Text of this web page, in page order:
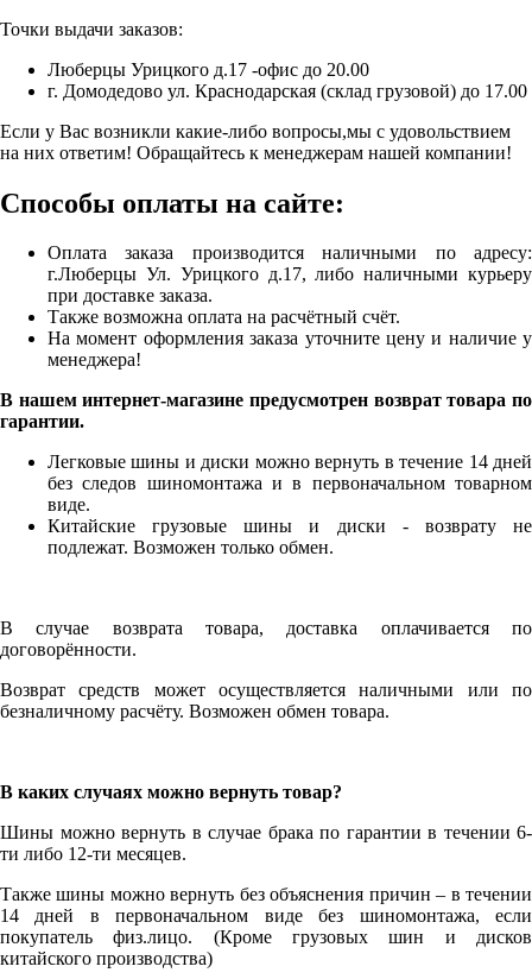
Точки выдачи заказов:
Люберцы Урицкого д.17 -офис до 20.00
г. Домодедово ул. Краснодарская (склад грузовой) до 17.00
Если у Вас возникли какие-либо вопросы,мы с удовольствием
на них ответим! Обращайтесь к менеджерам нашей компании!
Способы оплаты на сайте:
Оплата заказа производится наличными по адресу:
г.Люберцы Ул. Урицкого д.17, либо наличными курьеру
при доставке заказа.
Также возможна оплата на расчётный счёт.
На момент оформления заказа уточните цену и наличие у
менеджера!
В нашем интернет-магазине предусмотрен возврат товара по
гарантии.
Легковые шины и диски можно вернуть в течение 14 дней
без следов шиномонтажа и в первоначальном товарном
виде.
Китайские грузовые шины и диски - возврату не
подлежат. Возможен только обмен.
В случае возврата товара, доставка оплачивается по
договорённости.
Возврат средств может осуществляется наличными или по
безналичному расчёту. Возможен обмен товара.
В каких случаях можно вернуть товар?
Шины можно вернуть в случае брака по гарантии в течении 6-
ти либо 12-ти месяцев.
Также шины можно вернуть без объяснения причин – в течении
14 дней в первоначальном виде без шиномонтажа, если
покупатель физ.лицо. (Кроме грузовых шин и дисков
китайского производства)